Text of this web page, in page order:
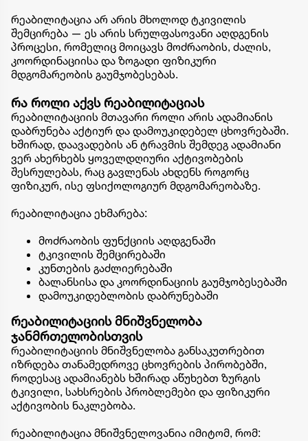
რეაბილიტაცია არ არის მხოლოდ ტკივილის
შემცირება — ეს არის სრულფასოვანი აღდგენის
პროცესი, რომელიც მოიცავს მოძრაობის, ძალის,
კოორდინაციისა და ზოგადი ფიზიკური
მდგომარეობის გაუმჯობესებას.
რა როლი აქვს რეაბილიტაციას
რეაბილიტაციის მთავარი როლი არის ადამიანის
დაბრუნება აქტიურ და დამოუკიდებელ ცხოვრებაში.
ხშირად, დაავადების ან ტრავმის შემდეგ ადამიანი
ვერ ახერხებს ყოველდღიური აქტივობების
შესრულებას, რაც გავლენას ახდენს როგორც
ფიზიკურ, ისე ფსიქოლოგიურ მდგომარეობაზე.
რეაბილიტაცია ეხმარება:
მოძრაობის ფუნქციის აღდგენაში
ტკივილის შემცირებაში
კუნთების გაძლიერებაში
ბალანსისა და კოორდინაციის გაუმჯობესებაში
დამოუკიდებლობის დაბრუნებაში
რეაბილიტაციის მნიშვნელობა
ჯანმრთელობისთვის
რეაბილიტაციის მნიშვნელობა განსაკუთრებით
იზრდება თანამედროვე ცხოვრების პირობებში,
როდესაც ადამიანებს ხშირად აწუხებთ ზურგის
ტკივილი, სახსრების პრობლემები და ფიზიკური
აქტივობის ნაკლებობა.
რეაბილიტაცია მნიშვნელოვანია იმიტომ, რომ: